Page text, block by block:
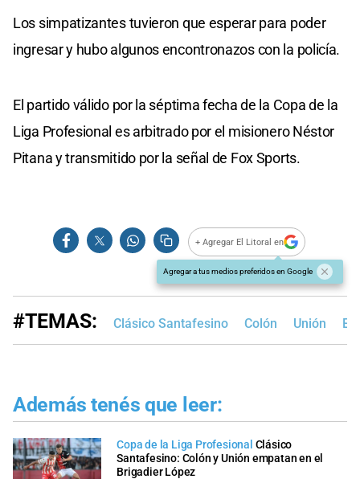
Los simpatizantes tuvieron que esperar para poder
ingresar y hubo algunos encontronazos con la policía.
El partido válido por la séptima fecha de la Copa de la
Liga Profesional es arbitrado por el misionero Néstor
Pitana y transmitido por la señal de Fox Sports.
+ Agregar El Litoral en
Agregar a tus medios preferidos en Google
#TEMAS: Clásico Santafesino Colón Unión
Además tenés que leer:
Copa de la Liga Profesional Clásico
Santafesino: Colón y Unión empatan en el
Brigadier López